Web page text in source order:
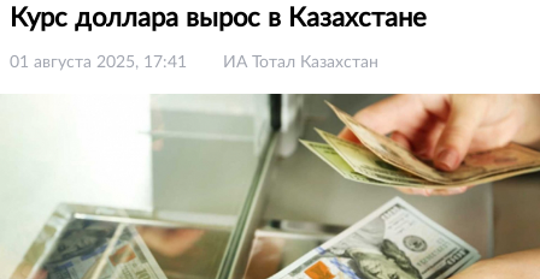
Курс доллара вырос в Казахстане
01 августа 2025, 17:41 ИА Тотал Казахстан